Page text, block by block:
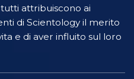
attribuiscono ai
di Scientology il merito
e di aver influito sul loro